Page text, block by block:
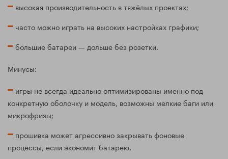
высокая производительность в тяжёлых проектах;
часто можно играть на высоких настройках графики;
большие батареи — дольше без розетки.
Минусы:
игры не всегда идеально оптимизированы именно под
конкретную оболочку и модель, возможны мелкие баги или
микрофризы;
прошивка может агрессивно закрывать фоновые
процессы, если экономит батарею.